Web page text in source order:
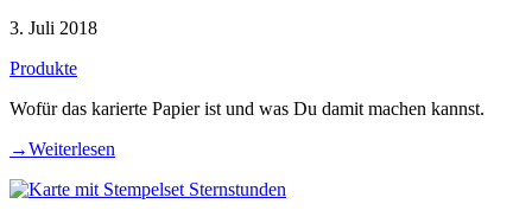
3. Juli 2018
Produkte
Wofür das karierte Papier ist und was Du damit machen kannst.
→Weiterlesen